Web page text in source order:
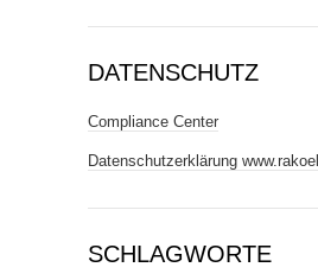
DATENSCHUTZ
Compliance Center
Datenschutzerklärung
SCHLAGWORTE